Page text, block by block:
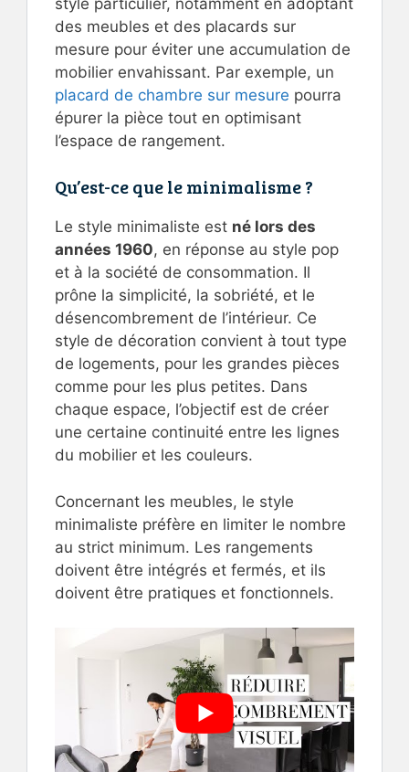
des meubles et des placards sur
mesure pour éviter une accumulation de
mobilier envahissant. Par exemple, un
placard de chambre sur mesure pourra
épurer la pièce tout en optimisant
l’espace de rangement.
Qu’est-ce que le minimalisme ?
Le style minimaliste est né lors des
années 1960, en réponse au style pop
et à la société de consommation. Il
prône la simplicité, la sobriété, et le
désencombrement de l’intérieur. Ce
style de décoration convient à tout type
de logements, pour les grandes pièces
comme pour les plus petites. Dans
chaque espace, l’objectif est de créer
une certaine continuité entre les lignes
du mobilier et les couleurs.
Concernant les meubles, le style
minimaliste préfère en limiter le nombre
au strict minimum. Les rangements
doivent être intégrés et fermés, et ils
doivent être pratiques et fonctionnels.